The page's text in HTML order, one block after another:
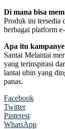
Di mana bisa
Produk ini tersedia
berbagai platform
Apa itu
Santai Melantai
yang terinspirasi
lantai ubin yang
panas.
Facebook
Twitter
Pinterest
WhatsApp